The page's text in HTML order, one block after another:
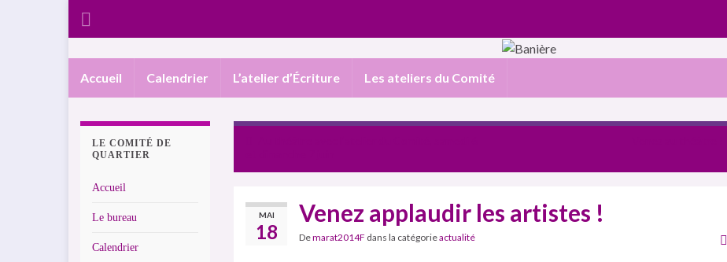
Accueil Calendrier L’atelier d’Écriture Les ateliers du Comité
MAI
18
Venez applaudir les artistes !
Demarat2014F dans la catégorieactualité
LE COMITÉ DE
QUARTIER
Accueil
Le bureau
Calendrier